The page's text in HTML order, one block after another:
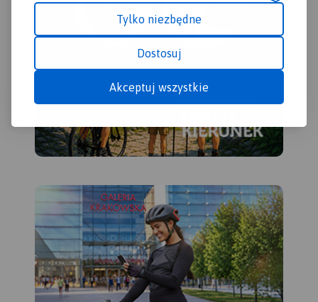
Tylko niezbędne
Dostosuj
Akceptuj wszystkie
tworzące głazowiska,
Skandynawii. Uroku dodają
rozległe kompleksy Puszczy
Jeziora Wigry.
Obszar ten to idealne miejsce
dla amatorów sportów
popularnością cieszą się
spływy kajakowe Czarną
Hańczą. Warto również
wybrać się na spacery i
wycieczki rowerowe po
Wigierskim Parku
Narodowym i Suwalskim
Parku Krajobrazowym.Rok